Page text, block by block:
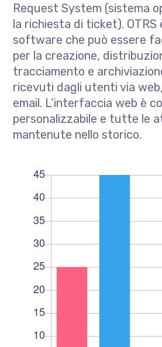
Request System (sistema
la richiesta di ticket).
software che può essere
per la creazione,
tracciamento e
ricevuti dagli utenti via
email. L’interfaccia web è
personalizzabile e tutte le
mantenute nello storico.